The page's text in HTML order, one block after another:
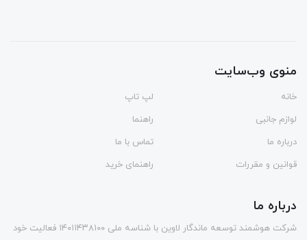
منوی وب‌سایت
خانه
لپ تاپ
لوازم جانبی
راهنما
درباره ما
تماس با ما
قوانین و مقررات
راهنمای خرید
درباره ما
شرکت هوشمند توسعه ماندگار لاوین با شناسه ملی ۱۴۰۱۱۴۳۸۱۰۰ فعالیت خود